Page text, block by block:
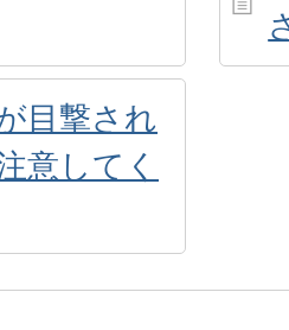
目撃され
意してく